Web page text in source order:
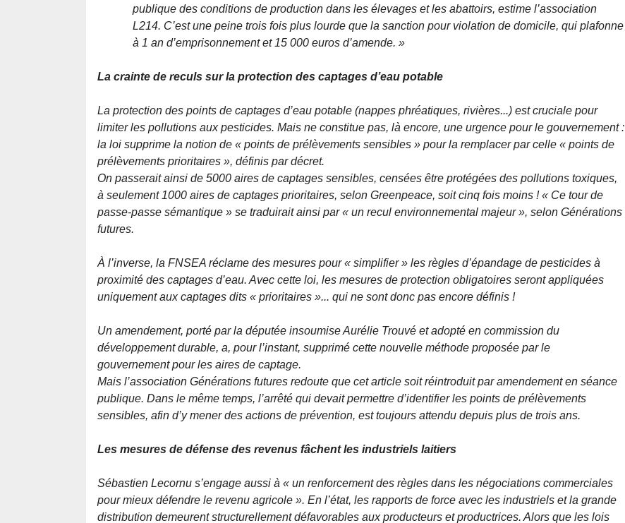
publique des conditions de production dans les élevages et les abattoirs, estime l’association
L214. C’est une peine trois fois plus lourde que la sanction pour violation de domicile, qui plafonne
à 1 an d’emprisonnement et 15 000 euros d’amende. »
La crainte de reculs sur la protection des captages d’eau potable
La protection des points de captages d’eau potable (nappes phréatiques, rivières...) est cruciale pour
limiter les pollutions aux pesticides. Mais ne constitue pas, là encore, une urgence pour le gouvernement :
la loi supprime la notion de « points de prélèvements sensibles » pour la remplacer par celle « points de
prélèvements prioritaires », définis par décret.
On passerait ainsi de 5000 aires de captages sensibles, censées être protégées des pollutions toxiques,
à seulement 1000 aires de captages prioritaires, selon Greenpeace, soit cinq fois moins !« Ce tour de
passe-passe sémantique » se traduirait ainsi par« un recul environnemental majeur », selon Générations
futures.
À l’inverse, la FNSEA réclame des mesures pour « simplifier » les règles d’épandage de pesticides à
proximité des captages d’eau. Avec cette loi, les mesures de protection obligatoires seront appliquées
uniquement aux captages dits « prioritaires »... qui ne sont donc pas encore définis !
Un amendement, porté par la députée insoumise Aurélie Trouvé et adopté en commission du
développement durable, a, pour l’instant, supprimé cette nouvelle méthode proposée par le
gouvernement pour les aires de captage.
Mais l’association Générations futures redoute que cet article soit réintroduit par amendement en séance
publique. Dans le même temps, l’arrêté qui devait permettre d’identifier les points de prélèvements
sensibles, afin d’y mener des actions de prévention, est toujours attendu depuis plus de trois ans.
Les mesures de défense des revenus fâchent les industriels laitiers
Sébastien Lecornu s’engage aussi à « un renforcement des règles dans les négociations commerciales
pour mieux défendre le revenu agricole ». En l’état, les rapports de force avec les industriels et la grande
distribution demeurent structurellement défavorables aux producteurs et productrices. Alors que les lois